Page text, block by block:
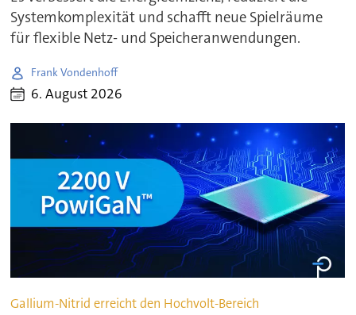
Systemkomplexität und schafft neue Spielräume
für flexible Netz- und Speicheranwendungen.
Frank Vondenhoff
6. August 2026
Gallium-Nitrid erreicht den Hochvolt-Bereich